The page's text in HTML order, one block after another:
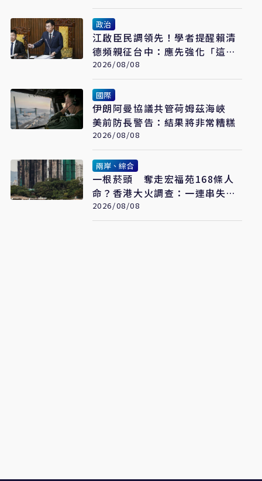
政治
江啟臣民調領先！學者提醒賴清
德頻親征台中：應先強化「這部
分」
2026/08/08
國際
伊朗阿曼協議共管荷姆茲海峽
美前防長警告：結果將非常糟糕
2026/08/08
兩岸、綜合
一根菸頭 奪走宏福苑168條人
命？香港大火調查：一連串失守
的防線
2026/08/08